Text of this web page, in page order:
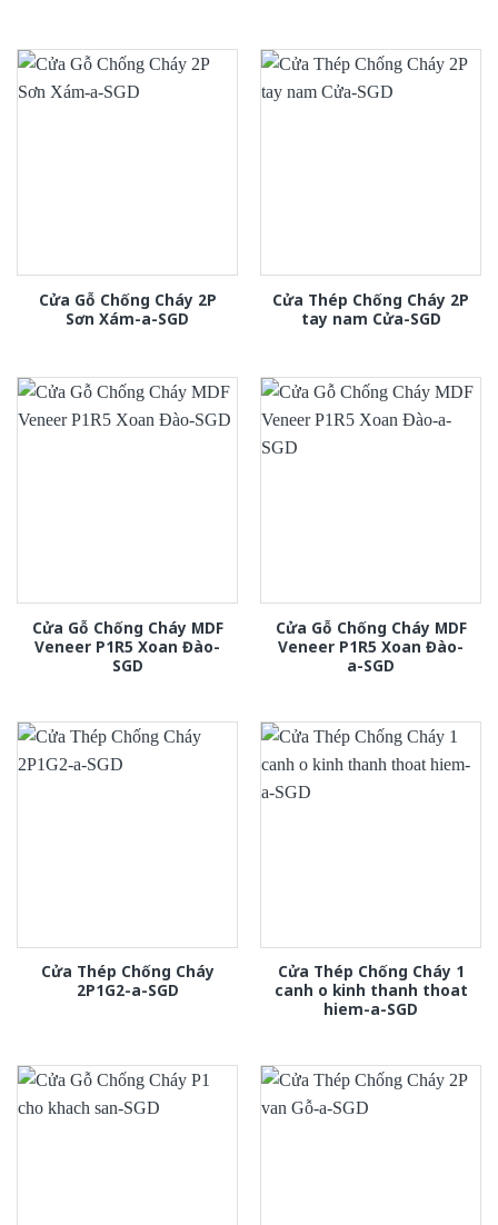
Cửa Gỗ Chống Cháy 2P
Sơn Xám-a-SGD
Cửa Thép Chống Cháy 2P
tay nam Cửa-SGD
Cửa Gỗ Chống Cháy MDF
Veneer P1R5 Xoan Đào-
SGD
Cửa Gỗ Chống Cháy MDF
Veneer P1R5 Xoan Đào-
a-SGD
Cửa Thép Chống Cháy
2P1G2-a-SGD
Cửa Thép Chống Cháy 1
canh o kinh thanh thoat
hiem-a-SGD